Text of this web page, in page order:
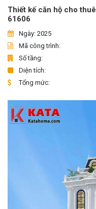
Thiết kế căn hộ cho
61606
Ngày: 2025
Mã công trình:
Số tầng:
Diện tích:
Tổng mức: